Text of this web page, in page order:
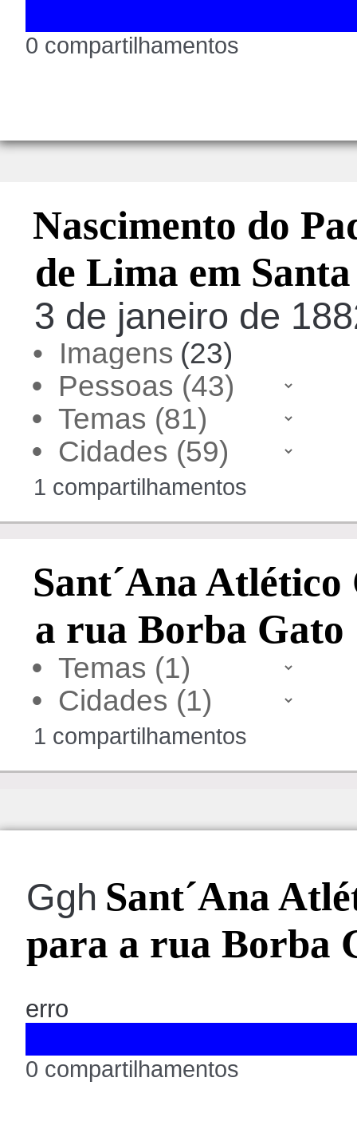
0 compartilhamentos
Nascimento do
de Lima em
3 de janeiro de
• Imagens(23)
•
•
•
1 compartilhamentos
Sant´Ana
a rua Borba Gato
•
•
1 compartilhamentos
GghSant´Ana
para a rua Borba
erro
0 compartilhamentos